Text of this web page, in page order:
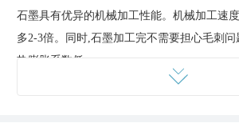
石墨具有优异的机械加工性能。机械加工速
多2-3倍。同时,石墨加工完不需要担心毛刺问
热膨胀系数低
铜的熔点是1080℃,而石墨是3650℃石墨的